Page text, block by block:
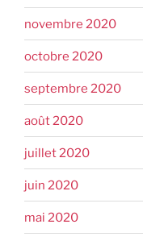
novembre 2020
octobre 2020
septembre 2020
août 2020
juillet 2020
juin 2020
mai 2020